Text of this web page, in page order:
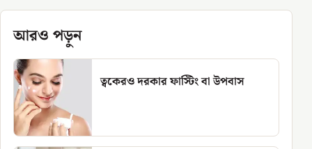
আরও পড়ুন
ত্বকেরও দরকার ফাস্টিং বা উপবাস